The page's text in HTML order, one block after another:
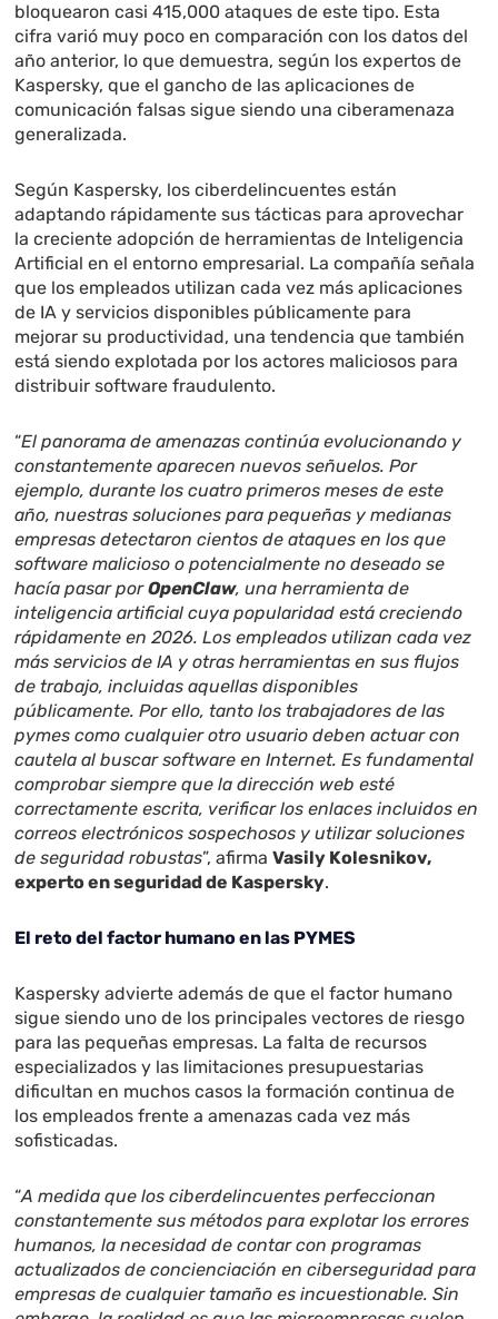
bloquearon casi 415,000 ataques de este tipo. Esta
cifra varió muy poco en comparación con los datos del
año anterior, lo que demuestra, según los expertos de
Kaspersky, que el gancho de las aplicaciones de
comunicación falsas sigue siendo una ciberamenaza
generalizada.
Según Kaspersky, los ciberdelincuentes están
adaptando rápidamente sus tácticas para aprovechar
la creciente adopción de herramientas de Inteligencia
Artificial en el entorno empresarial. La compañía señala
que los empleados utilizan cada vez más aplicaciones
de IA y servicios disponibles públicamente para
mejorar su productividad, una tendencia que también
está siendo explotada por los actores maliciosos para
distribuir software fraudulento.
“El panorama de amenazas continúa evolucionando y
constantemente aparecen nuevos señuelos. Por
ejemplo, durante los cuatro primeros meses de este
año, nuestras soluciones para pequeñas y medianas
empresas detectaron cientos de ataques en los que
software malicioso o potencialmente no deseado se
hacía pasar porOpenClaw, una herramienta de
inteligencia artificial cuya popularidad está creciendo
rápidamente en 2026. Los empleados utilizan cada vez
más servicios de IA y otras herramientas en sus flujos
de trabajo, incluidas aquellas disponibles
públicamente. Por ello, tanto los trabajadores de las
pymes como cualquier otro usuario deben actuar con
cautela al buscar software en Internet. Es fundamental
comprobar siempre que la dirección web esté
correctamente escrita, verificar los enlaces incluidos en
correos electrónicos sospechosos y utilizar soluciones
de seguridad robustas”, afirmaVasily Kolesnikov,
experto en seguridad de Kaspersky.
El reto del factor humano en las PYMES
Kaspersky advierte además de que el factor humano
sigue siendo uno de los principales vectores de riesgo
para las pequeñas empresas. La falta de recursos
especializados y las limitaciones presupuestarias
dificultan en muchos casos la formación continua de
los empleados frente a amenazas cada vez más
sofisticadas.
“A medida que los ciberdelincuentes perfeccionan
constantemente sus métodos para explotar los errores
humanos, la necesidad de contar con programas
actualizados de concienciación en ciberseguridad para
empresas de cualquier tamaño es incuestionable. Sin